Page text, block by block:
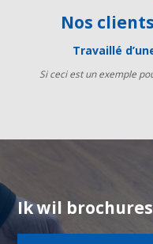
Nos
Travaillé
Si ceci est un exemple
Ik wil